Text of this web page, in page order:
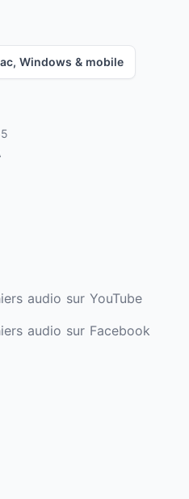
Windows & mobile
audio sur YouTube
audio sur Facebook